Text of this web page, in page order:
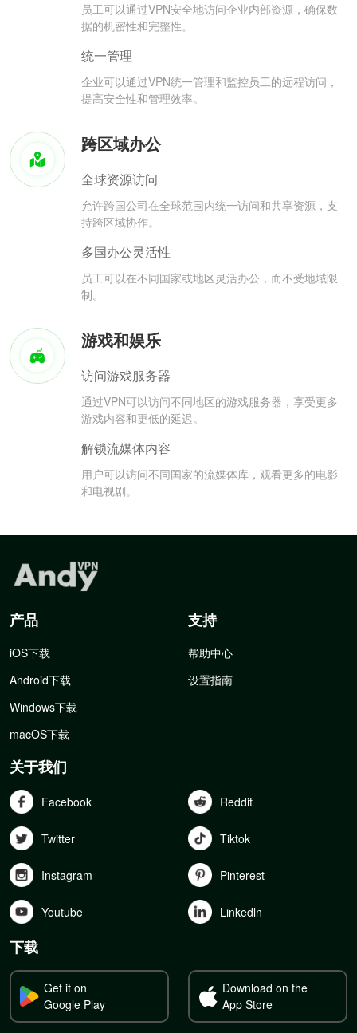
员工可以通过VPN安全地访问企业内部资源，确保数
据的机密性和完整性。
统一管理
企业可以通过VPN统一管理和监控员工的远程访问，
提高安全性和管理效率。
跨区域办公
全球资源访问
允许跨国公司在全球范围内统一访问和共享资源，支
持跨区域协作。
多国办公灵活性
员工可以在不同国家或地区灵活办公，而不受地域限
制。
游戏和娱乐
访问游戏服务器
通过VPN可以访问不同地区的游戏服务器，享受更多
游戏内容和更低的延迟。
解锁流媒体内容
用户可以访问不同国家的流媒体库，观看更多的电影
和电视剧。
产品
iOS下载
Android下载
Windows下载
macOS下载
支持
帮助中心
设置指南
关于我们
Facebook Reddit
Twitter Tiktok
Instagram Pinterest
Youtube Linkedln
下载
Get it on
Google Play
Download on the
App Store